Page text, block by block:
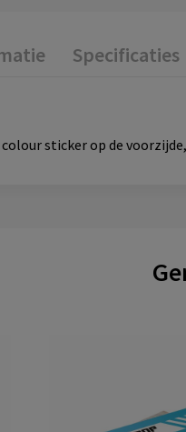
Specificaties
sticker op de